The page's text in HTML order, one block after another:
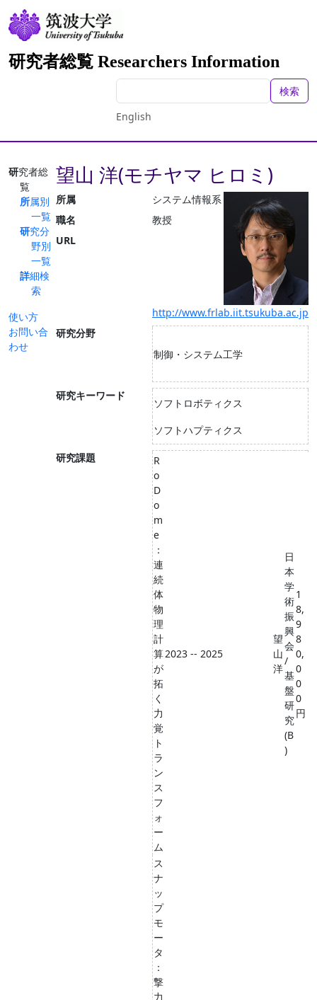
研究者総覧 Researchers Information
検索
English
研究者総
覧
所属別
一覧
研究分
野別
一覧
詳細検
索
使い方
お問い合
わせ
望山 洋(モチヤマ ヒロミ)
所属
システム情報系
職名
教授
URL
http://www.frlab.iit.tsukuba.ac.jp
研究分野
制御・システム工学
研究キーワード
ソフトロボティクス
ソフトハプティクス
研究課題
R
o
D
o
m
e
：
連
続
体
物
理
計
算
が
拓
く
力
覚
ト
ラ
ン
ス
フ
ォ
ー
ム
2023 -- 2025
望
山
洋
日
本
学
術
振
興
会
/
基
盤
研
究
(B
)
1
8,
9
8
0,
0
0
0
円
ス
ナ
ッ
プ
モ
ー
タ
：
撃
力